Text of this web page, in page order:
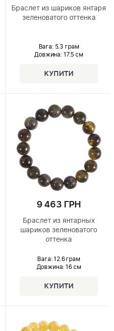
Браслет из шариков янтаря
зеленоватого оттенка
Вага: 5.3 грам
Довжина: 17.5 см
9 463 ГРН
Браслет из янтарных
шариков зеленоватого
оттенка
Вага: 12.6 грам
Довжина: 16 см